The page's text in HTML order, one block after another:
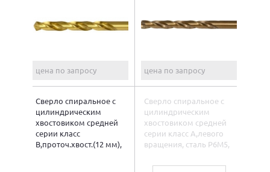
цена по запросу цена по запросу
Сверло спиральное с
цилиндрическим
хвостовиком средней
серии класс
В,проточ.хвост.(12 мм),
Сверло спиральное с
цилиндрическим
хвостовиком средней
серии класс А,левого
вращения, сталь Р6М5,